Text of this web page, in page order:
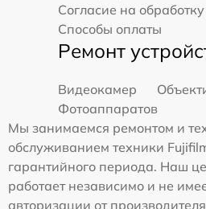
Согласие на
Способы оплаты
Ремонт
Видеокамер
Фотоаппаратов
Мы занимаемся ремонтом и
обслуживанием техники
гарантийного периода. Наш
работает независимо и не
авторизации от